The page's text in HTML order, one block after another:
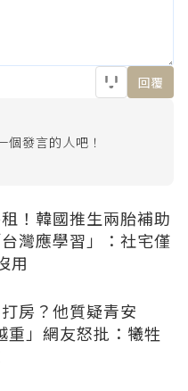
回覆
個發言的人吧！
！韓國推生兩胎補助
灣應學習」：社宅僅
用
房？他質疑青安
重」網友怒批：犧牲